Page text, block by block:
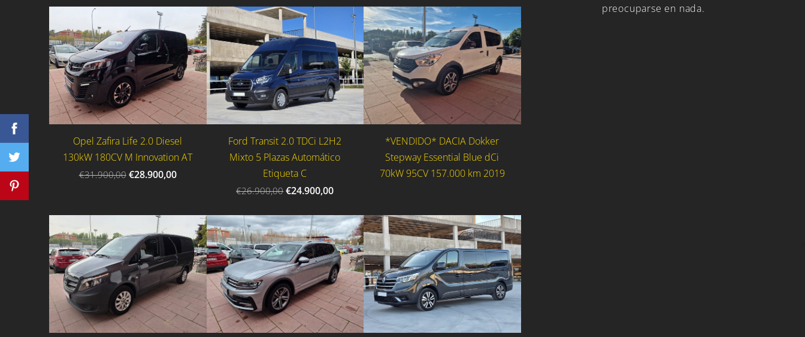
preocuparse en nada.
Opel Zafira Life 2.0 Diesel
130kW 180CV M Innovation AT
€31.900,00 €28.900,00
Ford Transit 2.0 TDCi L2H2
Mixto 5 Plazas Automático
Etiqueta C
€26.900,00 €24.900,00
*VENDIDO* DACIA Dokker
Stepway Essential Blue dCi
70kW 95CV 157.000 km 2019